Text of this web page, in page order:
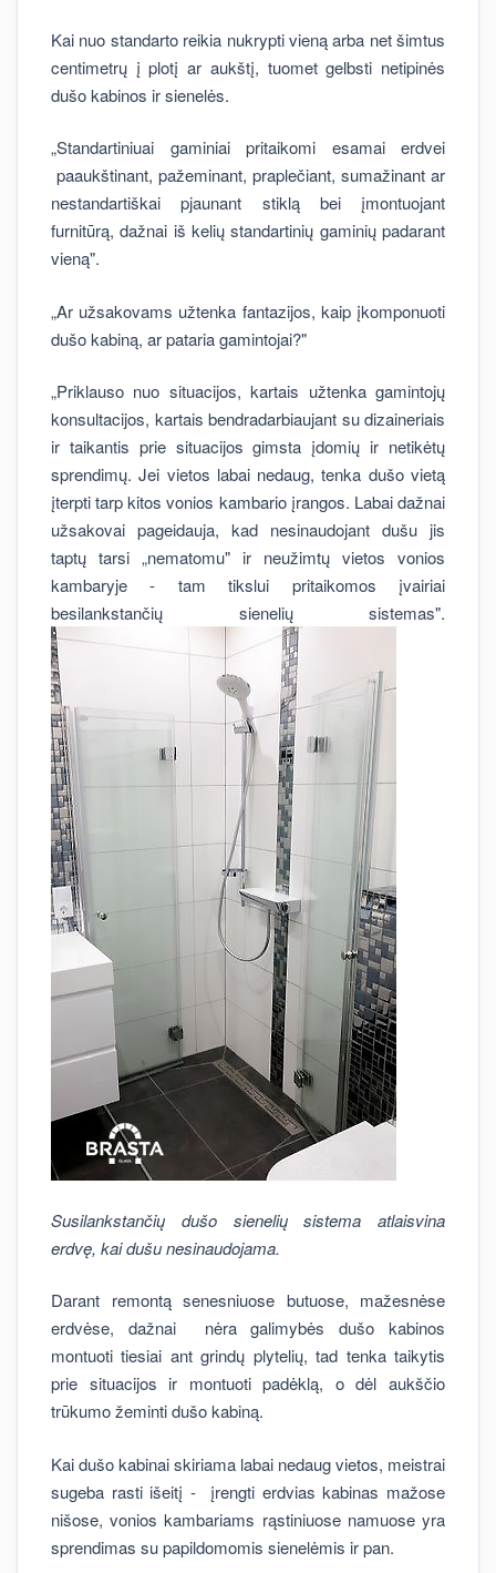
Kai nuo standarto reikia nukrypti vieną arba net šimtus
centimetrų į plotį ar aukštį, tuomet gelbsti netipinės
dušo kabinos ir sienelės.
„Standartiniuai gaminiai pritaikomi esamai erdvei
paaukštinant, pažeminant, praplečiant, sumažinant ar
nestandartiškai pjaunant stiklą bei įmontuojant
furnitūrą, dažnai iš kelių standartinių gaminių padarant
vieną".
„Ar užsakovams užtenka fantazijos, kaip įkomponuoti
dušo kabiną, ar pataria gamintojai?"
„Priklauso nuo situacijos, kartais užtenka gamintojų
konsultacijos, kartais bendradarbiaujant su dizaineriais
ir taikantis prie situacijos gimsta įdomių ir netikėtų
sprendimų. Jei vietos labai nedaug, tenka dušo vietą
įterpti tarp kitos vonios kambario įrangos. Labai dažnai
užsakovai pageidauja, kad nesinaudojant dušu jis
taptų tarsi „nematomu" ir neužimtų vietos vonios
kambaryje - tam tikslui pritaikomos įvairiai
besilankstančių sienelių sistemas".
Susilankstančių dušo sienelių sistema atlaisvina
erdvę, kai dušu nesinaudojama.
Darant remontą senesniuose butuose, mažesnėse
erdvėse, dažnai nėra galimybės dušo kabinos
montuoti tiesiai ant grindų plytelių, tad tenka taikytis
prie situacijos ir montuoti padėklą, o dėl aukščio
trūkumo žeminti dušo kabiną.
Kai dušo kabinai skiriama labai nedaug vietos, meistrai
sugeba rasti išeitį - įrengti erdvias kabinas mažose
nišose, vonios kambariams rąstiniuose namuose yra
sprendimas su papildomomis sienelėmis ir pan.